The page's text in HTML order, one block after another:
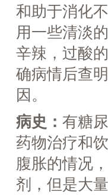
和助于消化
用一些清淡
辛辣，过酸
确病情后查
因。
病史： 有糖
药物治疗和
腹胀的情况
剂，但是大